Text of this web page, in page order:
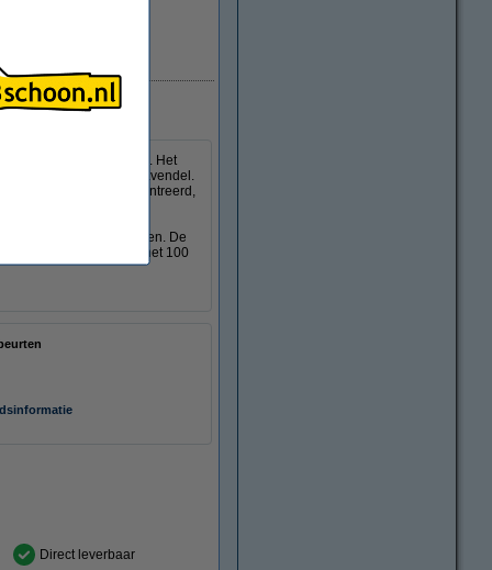
Spa Sensation. Het
van eucalyptus en lavendel.
middel is zeer geconcentreerd,
draait u 19 wassen. De
plastic en is het 100
Direct leverbaar